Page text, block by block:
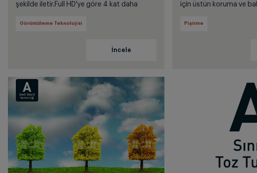
şekilde iletir.Full HD'ye göre 4 kat daha
Görüntüleme Teknolojisi
için üstün koruma ve
Pişirme